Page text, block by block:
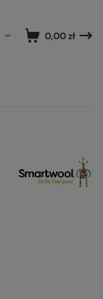
0,00 zł